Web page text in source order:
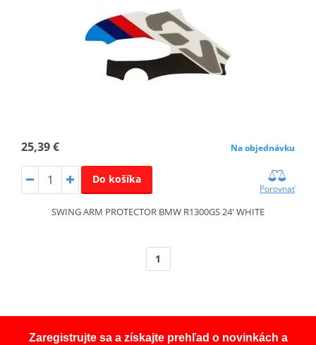
25,39 € Na objednávku
Do košíka
Porovnať
SWING ARM PROTECTOR BMW R1300GS 24' WHITE
1
Zaregistrujte sa a získajte prehľad o novinkách a